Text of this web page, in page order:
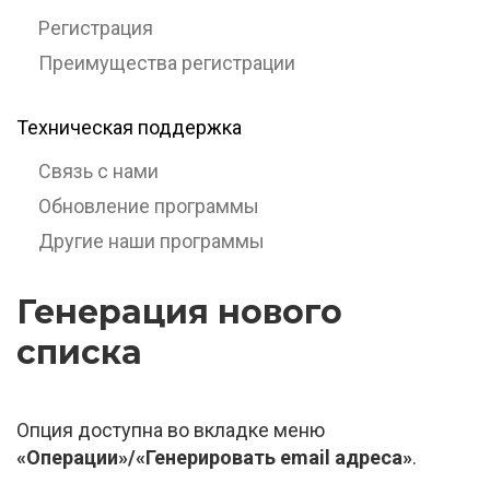
Регистрация
Преимущества регистрации
Техническая поддержка
Связь с нами
Обновление программы
Другие наши программы
Генерация нового
списка
Опция доступна во вкладке меню
«Операции»/«Генерировать email адреса».